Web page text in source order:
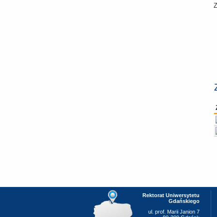
Rektorat Uniwersytetu
Gdańskiego
ul. prof. Marii Janion 7